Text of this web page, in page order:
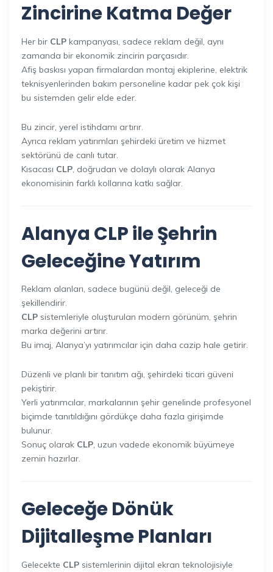
Zincirine Katma Değer
Her bir CLP kampanyası, sadece reklam değil, aynı
zamanda bir ekonomik zincirin parçasıdır.
Afiş baskısı yapan firmalardan montaj ekiplerine, elektrik
teknisyenlerinden bakım personeline kadar pek çok kişi
bu sistemden gelir elde eder.
Bu zincir, yerel istihdamı artırır.
Ayrıca reklam yatırımları şehirdeki üretim ve hizmet
sektörünü de canlı tutar.
Kısacası CLP, doğrudan ve dolaylı olarak Alanya
ekonomisinin farklı kollarına katkı sağlar.
Alanya CLP ile Şehrin
Geleceğine Yatırım
Reklam alanları, sadece bugünü değil, geleceği de
şekillendirir.
CLP sistemleriyle oluşturulan modern görünüm, şehrin
marka değerini artırır.
Bu imaj, Alanya’yı yatırımcılar için daha cazip hale getirir.
Düzenli ve planlı bir tanıtım ağı, şehirdeki ticari güveni
pekiştirir.
Yerli yatırımcılar, markalarının şehir genelinde profesyonel
biçimde tanıtıldığını gördükçe daha fazla girişimde
bulunur.
Sonuç olarak CLP, uzun vadede ekonomik büyümeye
zemin hazırlar.
Geleceğe Dönük
Dijitalleşme Planları
Gelecekte CLP sistemlerinin dijital ekran teknolojisiyle